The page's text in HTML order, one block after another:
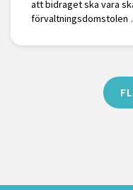
att bidraget ska vara
förvaltningsdomstolen